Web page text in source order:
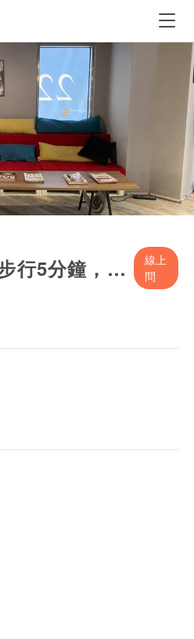
中央公園捷運站步行5分鐘，博思維商務空間
線上
問